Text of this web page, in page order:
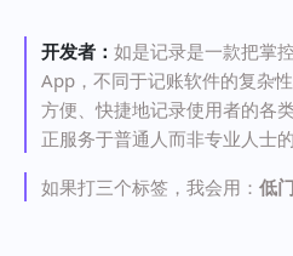
开发者： 如是记录是一款把掌
App，不同于记账软件的复杂
方便、快捷地记录使用者的各
正服务于普通人而非专业人士的
如果打三个标签，我会用： 低